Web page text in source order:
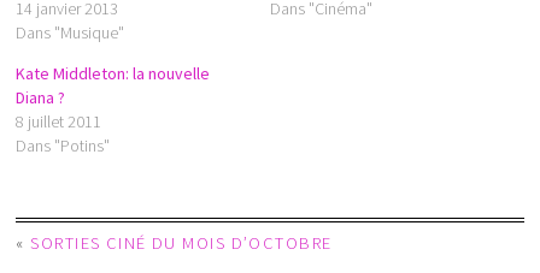
14 janvier 2013
Dans "Musique"
Dans "Cinéma"
Kate Middleton: la nouvelle
Diana ?
8 juillet 2011
Dans "Potins"
«SORTIES CINÉ DU MOIS D’OCTOBRE